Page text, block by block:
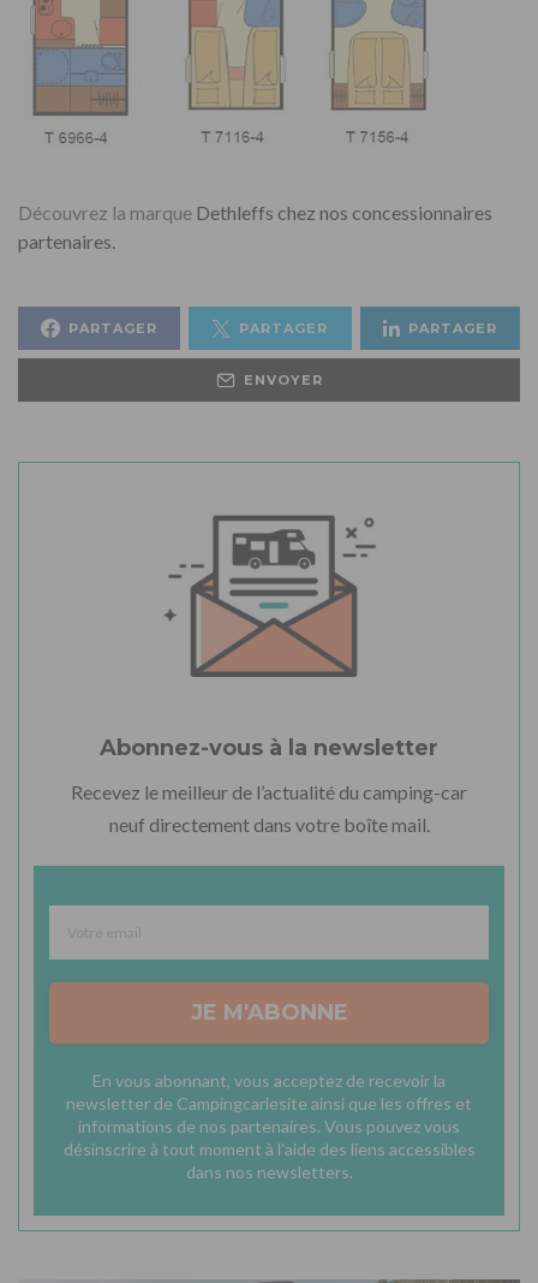
Découvrez la marque Dethleffs chez nos concessionnaires
partenaires.
PARTAGER PARTAGER PARTAGER
ENVOYER
Abonnez-vous à la newsletter
Recevez le meilleur de l’actualité du camping-car
neuf directement dans votre boîte mail.
JE M'ABONNE
En vous abonnant, vous acceptez de recevoir la
newsletter de Campingcarlesite ainsi que les offres et
informations de nos partenaires. Vous pouvez vous
désinscrire à tout moment à l'aide des liens accessibles
dans nos newsletters.